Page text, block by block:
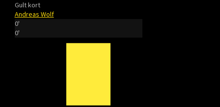
Gult kort
Andreas Wolf
0'
0'